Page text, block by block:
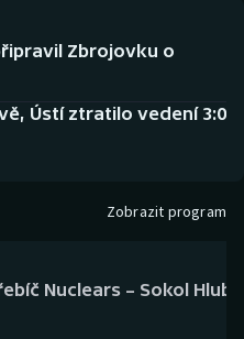
Zbrojovku o
Ústí ztratilo vedení 3:0
Zobrazit program
Nuclears – Sokol